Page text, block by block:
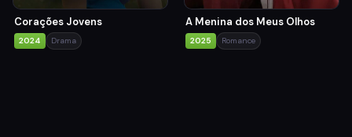
Corações Jovens
2024 Drama
A Menina dos Meus Olhos
2025 Romance